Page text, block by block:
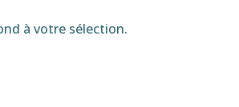
à votre sélection.